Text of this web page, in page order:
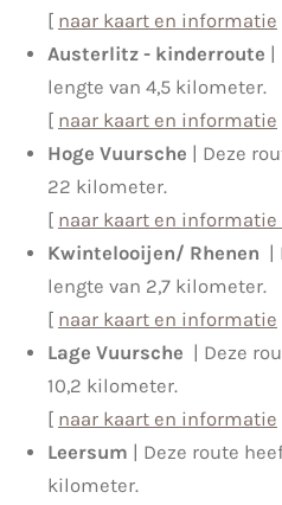
[ naar kaart en informatie
Austerlitz - kinderroute |
lengte van 4,5 kilometer.
[ naar kaart en informatie
Hoge Vuursche | Deze
22 kilometer.
[ naar kaart en informatie
Kwintelooijen/ Rhenen |
lengte van 2,7 kilometer.
[ naar kaart en informatie
Lage Vuursche | Deze
10,2 kilometer.
[ naar kaart en informatie
Leersum | Deze route
kilometer.